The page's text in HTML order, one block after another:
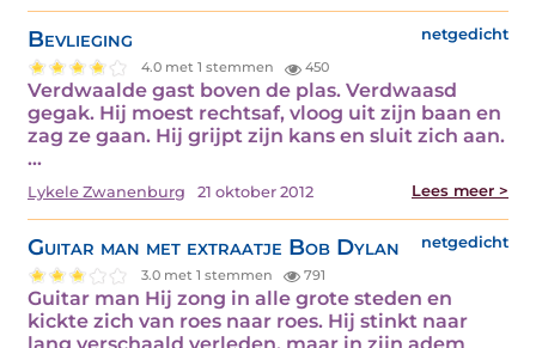
Bevlieging netgedicht
4.0 met 1 stemmen 450
Verdwaalde gast boven de plas. Verdwaasd
gegak. Hij moest rechtsaf, vloog uit zijn baan en
zag ze gaan. Hij grijpt zijn kans en sluit zich aan.
…
Lykele Zwanenburg 21 oktober 2012 Lees meer >
Guitar man met extraatje Bob Dylan netgedicht
3.0 met 1 stemmen 791
Guitar man Hij zong in alle grote steden en
kickte zich van roes naar roes. Hij stinkt naar